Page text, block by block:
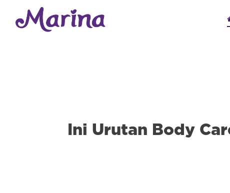
Ini Urutan Body